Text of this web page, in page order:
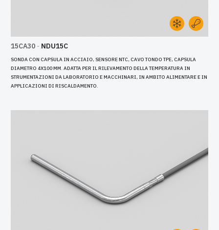
15CA30 - NDU15C
SONDA CON CAPSULA IN ACCIAIO, SENSORE NTC, CAVO TONDO TPE, CAPSULA
DIAMETRO 4X100 MM. ADATTA PER IL RILEVAMENTO DELLA TEMPERATURA IN
STRUMENTAZIONI DA LABORATORIO E MACCHINARI, IN AMBITO ALIMENTARE E IN
APPLICAZIONI DI RISCALDAMENTO.